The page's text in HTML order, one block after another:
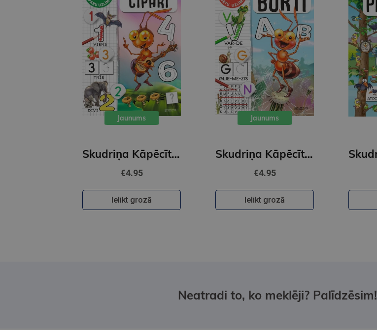
Jaunums
Skudriņa Kāpēcīte. Cipari
€4.95
Ielikt grozā
Jaunums
Skudriņa Kāpēcīte. Burti
€4.95
Ielikt grozā
Neatradi to, ko meklēji? Palīdzēsim!